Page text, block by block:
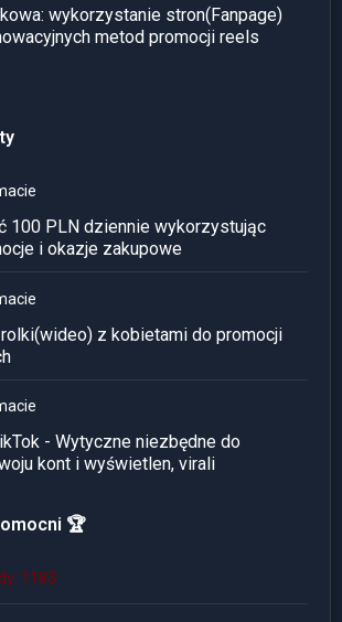
wykorzystanie stron(Fanpage)
metod promocji reels
100 PLN dziennie wykorzystując
i okazje zakupowe
z kobietami do promocji
- Wytyczne niezbędne do
kont i wyświetlen, virali
🏆
1183